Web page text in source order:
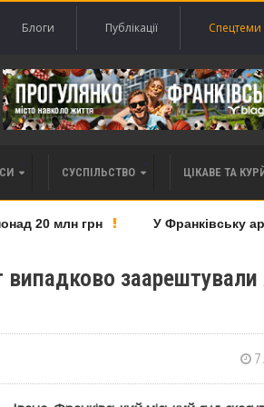
Блоги Публікації Спецтеми
СУСПІЛЬСТВО ЦІКАВЕ ТА
20 млн грн У Франківську
випадково заарештували
7